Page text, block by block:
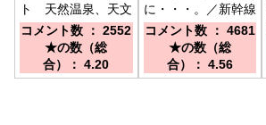
ト 天然温泉、天文
館 わんちゃん宿泊
可コテージ／近鉄賢
島駅よりシャトルバ
スで25分／伊勢神
コメント数 ： 2552
★の数（総
合）： 4.20
に・・・。／新幹線
到着⇒名古屋駅直結
★フロント15階 ま
たは、中部国際空港
⇒名鉄特急約30分
コメント数 ： 4681
★の数（総
合）： 4.56